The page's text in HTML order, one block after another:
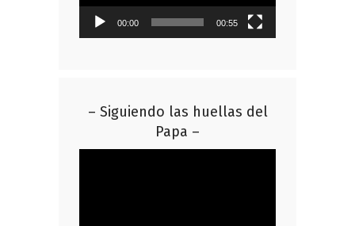
00:00 00:55
– Siguiendo las huellas del
Papa –